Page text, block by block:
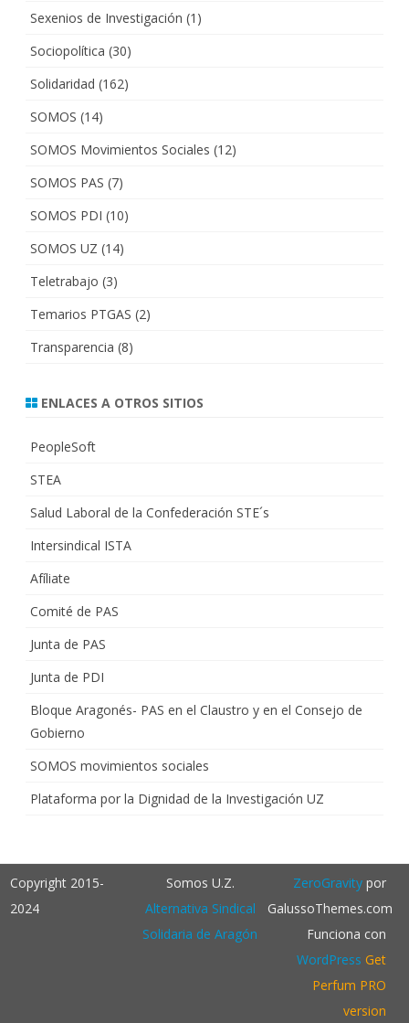
Sexenios de Investigación (1)
Sociopolítica (30)
Solidaridad (162)
SOMOS (14)
SOMOS Movimientos Sociales (12)
SOMOS PAS (7)
SOMOS PDI (10)
SOMOS UZ (14)
Teletrabajo (3)
Temarios PTGAS (2)
Transparencia (8)
ENLACES A OTROS SITIOS
PeopleSoft
STEA
Salud Laboral de la Confederación STE´s
Intersindical ISTA
Afíliate
Comité de PAS
Junta de PAS
Junta de PDI
Bloque Aragonés- PAS en el Claustro y en el Consejo de
Gobierno
SOMOS movimientos sociales
Plataforma por la Dignidad de la Investigación UZ
Copyright 2015-
2024
Somos U.Z.
Alternativa Sindical
Solidaria de Aragón
ZeroGravitypor
GalussoThemes.com
Funciona con
WordPress Get
Perfum PRO
version